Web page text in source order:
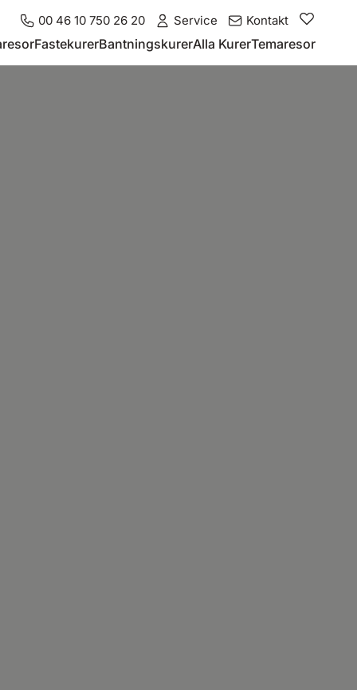
00 46 10 750 26 20 Service Kontakt
FastekurerBantningskurerAlla KurerTemaresor